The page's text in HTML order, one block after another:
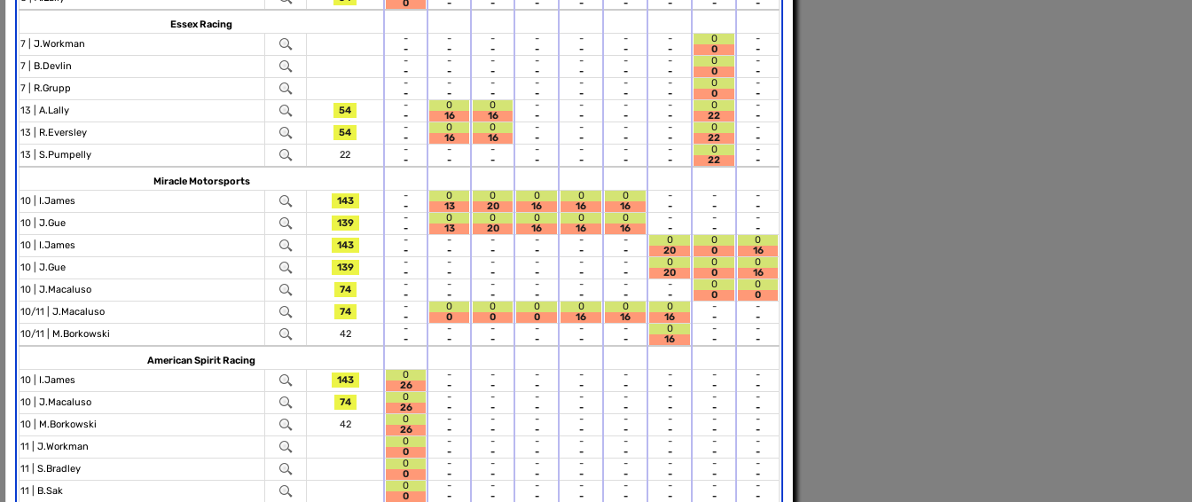
0
-
-
-
-
-
-
-
-
Essex Racing
7 | J.Workman
-
-
-
-
-
-
-
-
-
-
-
-
-
-
0
0
-
-
7 | B.Devlin
-
-
-
-
-
-
-
-
-
-
-
-
-
-
0
0
-
-
7 | R.Grupp
-
-
-
-
-
-
-
-
-
-
-
-
-
-
0
0
-
-
13 | A.Lally 54
-
-
0
16
0
16
-
-
-
-
-
-
-
-
0
22
-
-
13 | R.Eversley 54
-
-
0
16
0
16
-
-
-
-
-
-
-
-
0
22
-
-
13 | S.Pumpelly 22
-
-
-
-
-
-
-
-
-
-
-
-
-
-
0
22
-
-
Miracle Motorsports
10 | I.James 143
-
-
0
13
0
20
0
16
0
16
0
16
-
-
-
-
-
-
10 | J.Gue 139
-
-
0
13
0
20
0
16
0
16
0
16
-
-
-
-
-
-
10 | I.James 143
-
-
-
-
-
-
-
-
-
-
-
-
0
20
0
0
0
16
10 | J.Gue 139
-
-
-
-
-
-
-
-
-
-
-
-
0
20
0
0
0
16
10 | J.Macaluso 74
-
-
-
-
-
-
-
-
-
-
-
-
-
-
0
0
0
0
10/11 | J.Macaluso 74
-
-
0
0
0
0
0
0
0
16
0
16
0
16
-
-
-
-
10/11 | M.Borkowski 42
-
-
-
-
-
-
-
-
-
-
-
-
0
16
-
-
-
-
American Spirit Racing
10 | I.James 143
0
26
-
-
-
-
-
-
-
-
-
-
-
-
-
-
-
-
10 | J.Macaluso 74
0
26
-
-
-
-
-
-
-
-
-
-
-
-
-
-
-
-
10 | M.Borkowski 42
0
26
-
-
-
-
-
-
-
-
-
-
-
-
-
-
-
-
11 | J.Workman
0
0
-
-
-
-
-
-
-
-
-
-
-
-
-
-
-
-
11 | S.Bradley
0
0
-
-
-
-
-
-
-
-
-
-
-
-
-
-
-
-
11 | B.Sak
0
0
-
-
-
-
-
-
-
-
-
-
-
-
-
-
-
-